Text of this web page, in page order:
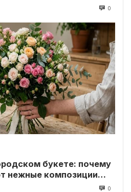
0
букете: почему
нежные композиции
0